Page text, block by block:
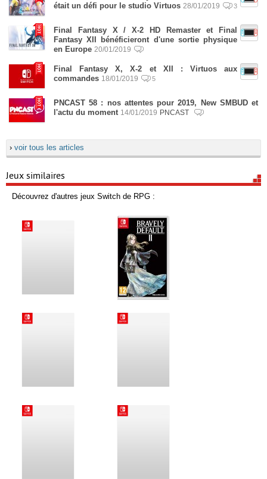
était un défi pour le studio Virtuos 28/01/2019 3
Final Fantasy X / X-2 HD Remaster et Final
Fantasy XII bénéficieront d'une sortie physique
en Europe 20/01/2019
Final Fantasy X, X-2 et XII : Virtuos aux
commandes 18/01/2019 5
PNCAST 58 : nos attentes pour 2019, New SMBUD et
l'actu du moment 14/01/2019 PNCAST
› voir tous les articles
Jeux similaires
Découvrez d'autres jeux Switch de RPG :